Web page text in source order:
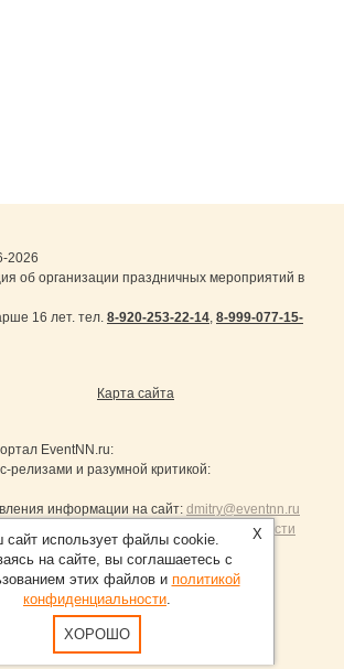
2026
об организации праздничных мероприятий в
16 лет. тел. 8-920-253-22-14, 8-999-077-15-
Карта сайта
EventNN.ru:
релизами и разумной критикой:
информации на сайт: dmitry@eventnn.ru
Соглашение и политика конфиденциальности
сайтов Санкт-Петербург
X
сайт использует файлы cookie.
на сайте, вы соглашаетесь с
этих файлов и политикой
конфиденциальности.
ХОРОШО